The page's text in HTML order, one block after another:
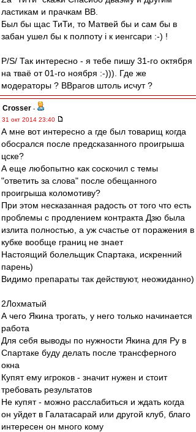
ластикам и прачкам ВВ.
Был бы щас ТиТи, то Матвей бы и сам бы в
забан ушел бы к полпоту i к иенгсари :-) !
P/S/ Так интересно - я тебе пишу 31-го октября
на тваё от 01-го ноября :-))). Где же
модераторы ? ВВрагов штоль исчут ?
Crosser -
31 окт 2014 23:40
А мне вот интересно а где был товарищ когда
обосрался после предсказанного проигрыша
цске?
А еще любопытно как соскочил с темы
"ответить за слова" после обещанного
проигрыша коломотиву?
При этом несказанная радость от того что есть
проблемы с продлением контракта Дзю была
излита полностью, а уж счастье от поражения в
кубке вообще границ не знает
Настоящий болельщик Спартака, искренний
парень)
Видимо препараты так действуют, неожиданно)
2Лохматый
А чего Якина трогать, у него только начинается
работа
Для себя выводы по нужности Якина для Ру в
Спартаке буду делать после трансферного
окна
Купят ему игроков - значит нужен и стоит
требовать результатов
Не купят - можно расслабиться и ждать когда
он уйдет в Галатасарай или другой клуб, благо
интересен он много кому